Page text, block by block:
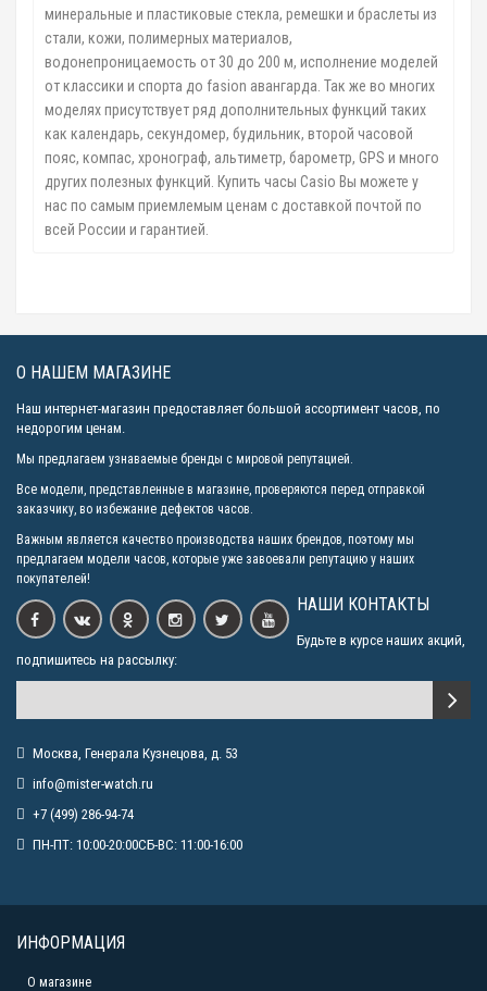
минеральные и пластиковые стекла, ремешки и браслеты из
стали, кожи, полимерных материалов,
водонепроницаемость от 30 до 200 м, исполнение моделей
от классики и спорта до fasion авангарда. Так же во многих
моделях присутствует ряд дополнительных функций таких
как календарь, секундомер, будильник, второй часовой
пояс, компас, хронограф, альтиметр, барометр, GPS и много
других полезных функций. Купить часы Casio Вы можете у
нас по самым приемлемым ценам с доставкой почтой по
всей России и гарантией.
О НАШЕМ МАГАЗИНЕ
Наш интернет-магазин предоставляет большой ассортимент часов, по
недорогим ценам.
Мы предлагаем узнаваемые бренды с мировой репутацией.
Все модели, представленные в магазине, проверяются перед отправкой
заказчику, во избежание дефектов часов.
Важным является качество производства наших брендов, поэтому мы
предлагаем модели часов, которые уже завоевали репутацию у наших
покупателей!
НАШИ КОНТАКТЫ
Будьте в курсе наших акций,
подпишитесь на рассылку:
Москва, Генерала Кузнецова, д. 53
info@mister-watch.ru
+7 (499) 286-94-74
ПН-ПТ: 10:00-20:00СБ-ВС: 11:00-16:00
ИНФОРМАЦИЯ
О магазине